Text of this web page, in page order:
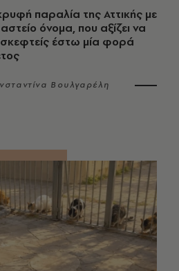
παραλία της Αττικής με
όνομα, που αξίζει να
έστω μία φορά
Βουλγαρέλη